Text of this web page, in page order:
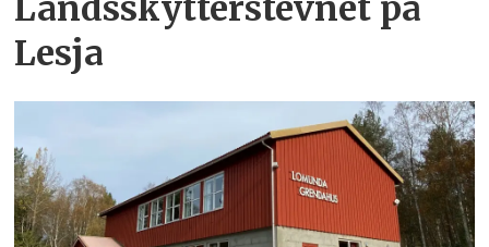
Landsskytterstevnet på
Lesja